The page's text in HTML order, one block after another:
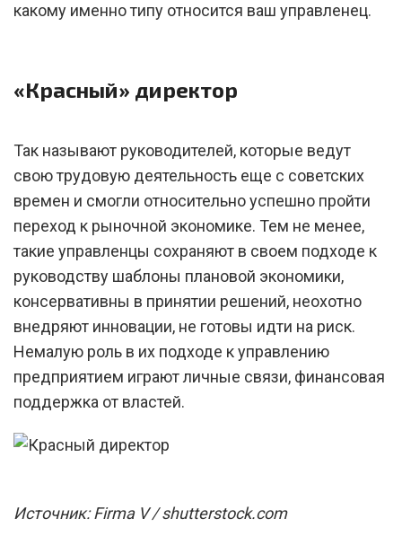
какому именно типу относится ваш управленец.
«Красный» директор
Так называют руководителей, которые ведут
свою трудовую деятельность еще с советских
времен и смогли относительно успешно пройти
переход к рыночной экономике. Тем не менее,
такие управленцы сохраняют в своем подходе к
руководству шаблоны плановой экономики,
консервативны в принятии решений, неохотно
внедряют инновации, не готовы идти на риск.
Немалую роль в их подходе к управлению
предприятием играют личные связи, финансовая
поддержка от властей.
Источник: Firma V / shutterstock.com